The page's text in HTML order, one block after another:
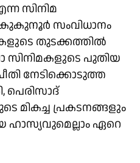
സിനിമ
കുകുനൂർ സംവിധാനം
കളുടെ തുടക്കത്തിൽ
സിനിമകളുടെ പുതിയ
നേടിക്കൊടുത്ത
പെരിസാദ്
മികച്ച പ്രകടനങ്ങളും
ഹാസ്യവുമെല്ലാം ഏറെ